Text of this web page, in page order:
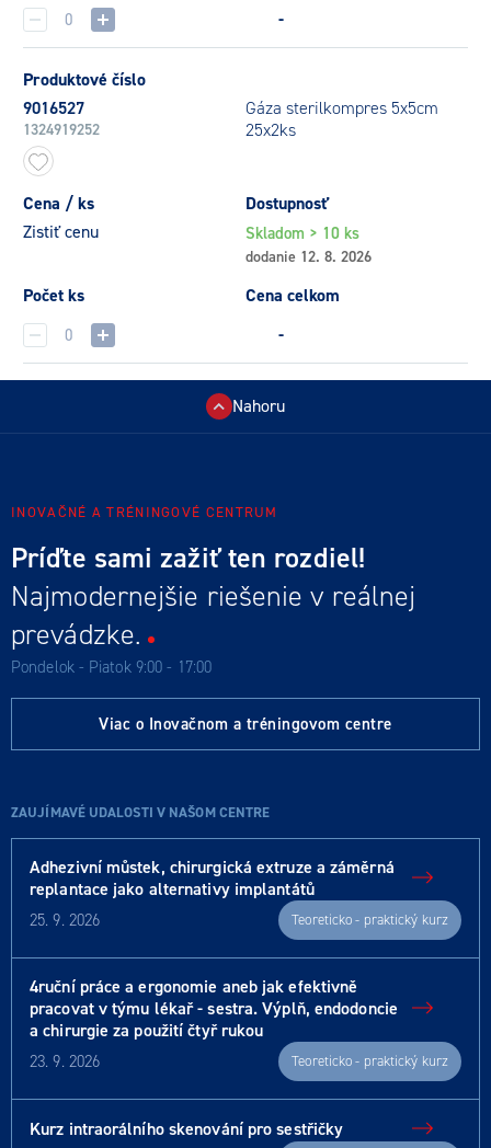
-
Produktové číslo
9016527
1324919252
Gáza sterilkompres 5x5cm
25x2ks
Cena / ks
Dostupnosť
Zistiť cenu
Skladom > 10 ks
dodanie 12. 8. 2026
Počet ks
Cena celkom
-
Nahoru
INOVAČNÉ A TRÉNINGOVÉ CENTRUM
Príďte sami zažiť ten rozdiel!
Najmodernejšie riešenie v reálnej
prevádzke.
Pondelok - Piatok 9:00 - 17:00
Viac o Inovačnom a tréningovom centre
ZAUJÍMAVÉ UDALOSTI V NAŠOM CENTRE
Adhezivní můstek, chirurgická extruze a záměrná
replantace jako alternativy implantátů
25. 9. 2026 Teoreticko - praktický kurz
4ruční práce a ergonomie aneb jak efektivně
pracovat v týmu lékař - sestra. Výplň, endodoncie
a chirurgie za použití čtyř rukou
23. 9. 2026 Teoreticko - praktický kurz
Kurz intraorálního skenování pro sestřičky